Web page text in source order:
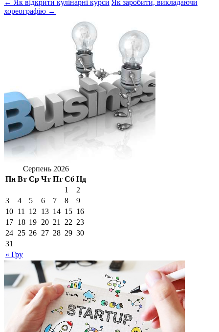
← Як відкрити кулінарні курси Як заробити, викладаючи
хореографію →
Серпень 2026
Пн Вт Ср Чт Пт Сб Нд
« Гру
1
2
3
4 5 6 7 8
9
10 11 12 13 14 15 16
17 18 19 20 21 22 23
24 25 26 27 28 29 30
31